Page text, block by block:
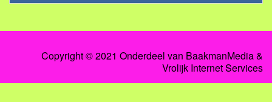
Copyright © 2021 Onderdeel van BaakmanMedia&
Vrolijk Internet Services